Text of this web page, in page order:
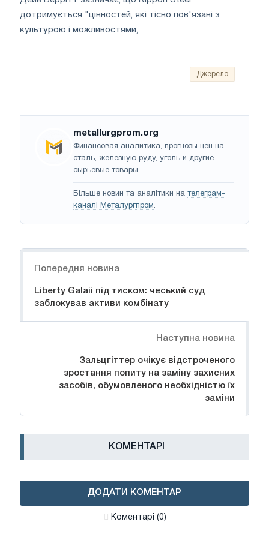
дотримується "цінностей, які тісно пов'язані з
культурою і можливостями,
Джерело
metallurgprom.org
Финансовая аналитика, прогнозы цен на
сталь, железную руду, уголь и другие
сырьевые товары.
Більше новин та аналітики на телеграм-
каналі Металургпром.
Попередня новина
Liberty Galaii під тиском: чеський суд
заблокував активи комбінату
Наступна новина
Зальцгіттер очікує відстроченого
зростання попиту на заміну захисних
засобів, обумовленого необхідністю їх
заміни
КОМЕНТАРІ
ДОДАТИ КОМЕНТАР
Коментарі (0)